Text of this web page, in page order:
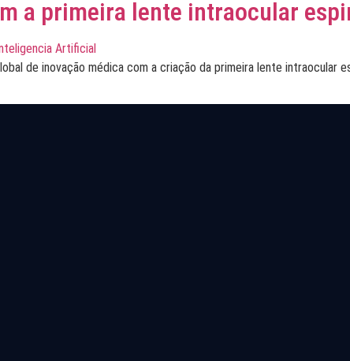
a primeira lente intraocular
de inovação médica com a criação da primeira lente intraocular